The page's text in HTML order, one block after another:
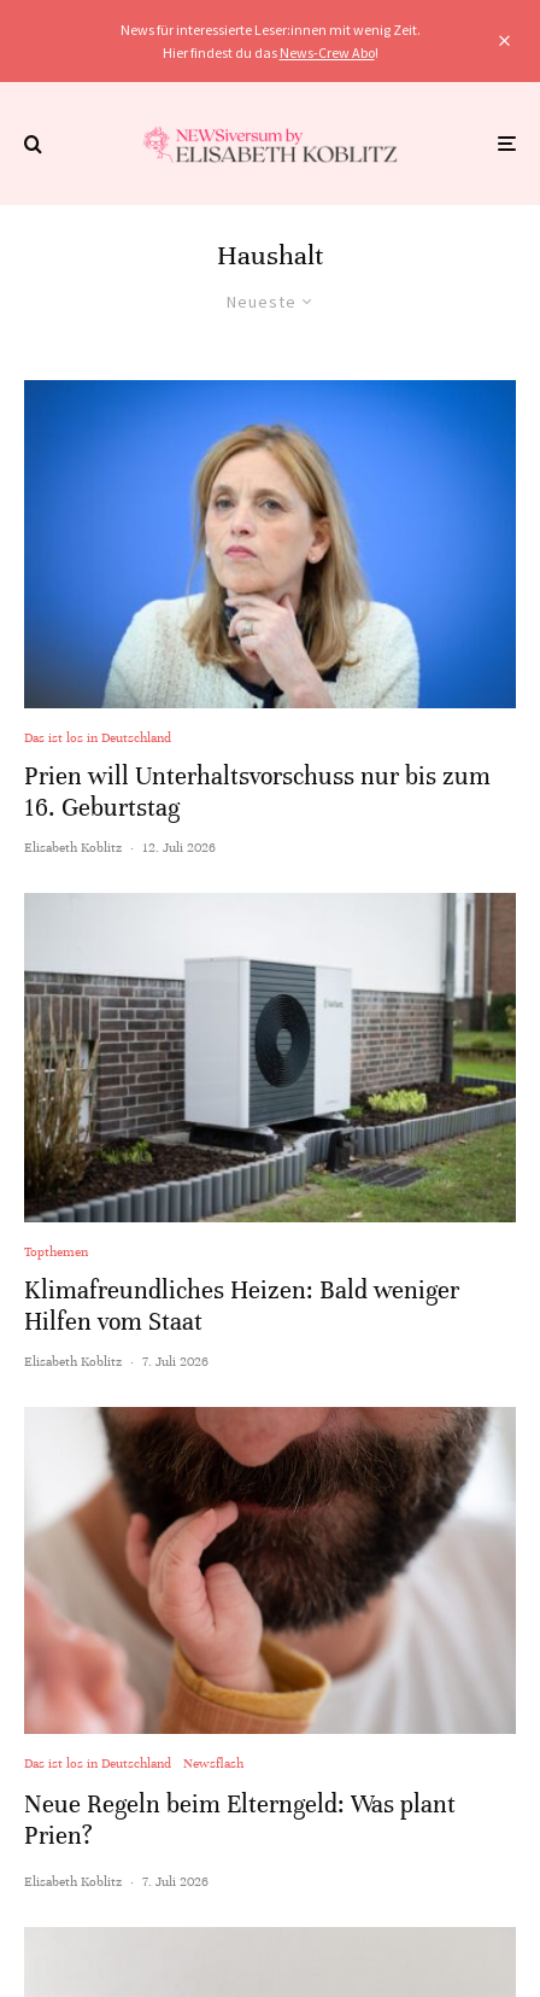
News für interessierte Leser:innen mit wenig Zeit.
Hier findest du das News-Crew Abo!
Haushalt
Neueste
Das ist los in Deutschland
Prien will Unterhaltsvorschuss nur bis zum
16. Geburtstag
Elisabeth Koblitz · 12. Juli 2026
Topthemen
Klimafreundliches Heizen: Bald weniger
Hilfen vom Staat
Elisabeth Koblitz · 7. Juli 2026
Das ist los in Deutschland Newsflash
Neue Regeln beim Elterngeld: Was plant
Prien?
Elisabeth Koblitz · 7. Juli 2026